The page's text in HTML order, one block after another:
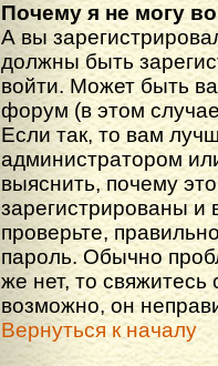
Почему я не могу
А вы
должны быть
войти. Может быть
форум (в этом
Если так, то вам
администратором
выяснить, почему
зарегистрированы и
проверьте,
пароль. Обычно
же нет, то
возможно, он
Вернуться к началу